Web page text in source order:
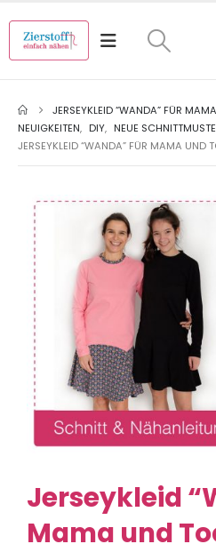
JERSEYKLEID “WANDA” FÜR
NEUIGKEITEN, DIY, NEUE
JERSEYKLEID “WANDA” FÜR MAMA UND
Jerseykleid
Mama und